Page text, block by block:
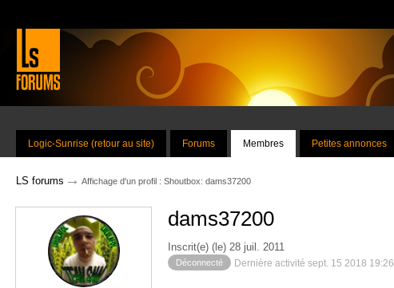
Logic-Sunrise (retour au site) Forums Membres Petites annonces
LS forums → Affichage d'un profil : Shoutbox: dams37200
dams37200
Inscrit(e) (le) 28 juil. 2011
Déconnecté Dernière activité sept. 15 2018 19:26